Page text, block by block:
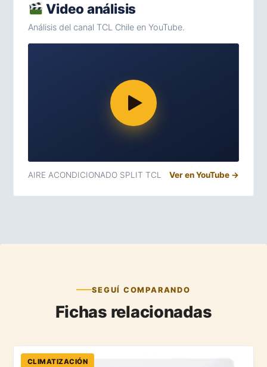
Video análisis
Análisis del canal TCL Chile en YouTube.
AIRE ACONDICIONADO SPLIT TCL Ver en YouTube →
SEGUÍ COMPARANDO
Fichas relacionadas
CLIMATIZACIÓN